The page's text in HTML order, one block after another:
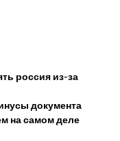
россия из-за
документа
на самом деле